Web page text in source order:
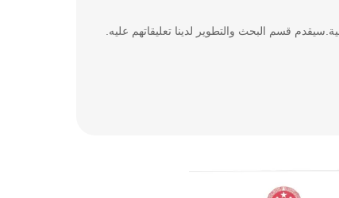
قسم البحث والتطوير لدينا تعليقاتهم عليه.